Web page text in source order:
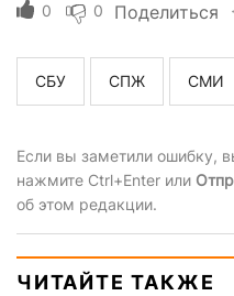
0 0 Поделиться
СБУ СПЖ СМИ
Если вы заметили ошибку,
нажмите Ctrl+Enter или
об этом редакции.
ЧИТАЙТЕ ТАКЖЕ